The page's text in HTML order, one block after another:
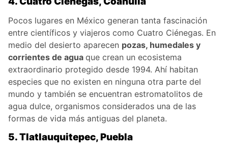
Pocos lugares en México generan tanta fascinación
entre científicos y viajeros como Cuatro Ciénegas. En
medio del desierto aparecen pozas, humedales y
corrientes de agua que crean un ecosistema
extraordinario protegido desde 1994. Ahí habitan
especies que no existen en ninguna otra parte del
mundo y también se encuentran estromatolitos de
agua dulce, organismos considerados una de las
formas de vida más antiguas del planeta.
5. Tlatlauquitepec, Puebla